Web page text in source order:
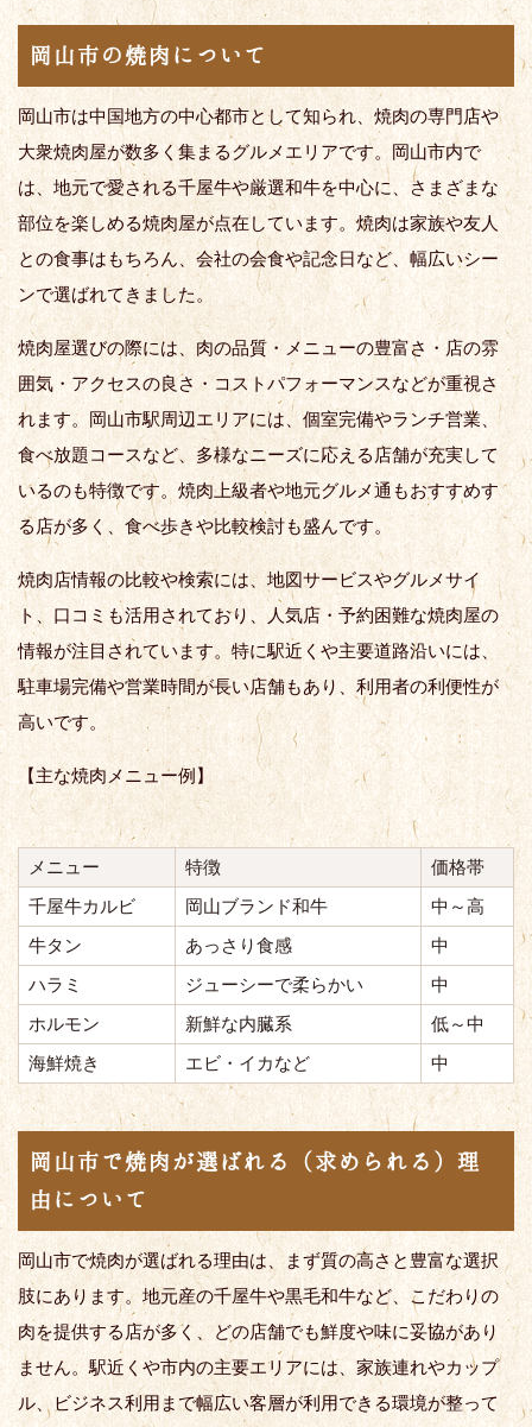
岡山市の焼肉について
岡山市は中国地方の中心都市として知られ、焼肉の専門店や
大衆焼肉屋が数多く集まるグルメエリアです。岡山市内で
は、地元で愛される千屋牛や厳選和牛を中心に、さまざまな
部位を楽しめる焼肉屋が点在しています。焼肉は家族や友人
との食事はもちろん、会社の会食や記念日など、幅広いシー
ンで選ばれてきました。
焼肉屋選びの際には、肉の品質・メニューの豊富さ・店の雰
囲気・アクセスの良さ・コストパフォーマンスなどが重視さ
れます。岡山市駅周辺エリアには、個室完備やランチ営業、
食べ放題コースなど、多様なニーズに応える店舗が充実して
いるのも特徴です。焼肉上級者や地元グルメ通もおすすめす
る店が多く、食べ歩きや比較検討も盛んです。
焼肉店情報の比較や検索には、地図サービスやグルメサイ
ト、口コミも活用されており、人気店・予約困難な焼肉屋の
情報が注目されています。特に駅近くや主要道路沿いには、
駐車場完備や営業時間が長い店舗もあり、利用者の利便性が
高いです。
【主な焼肉メニュー例】
メニュー 特徴
価格帯
千屋牛カルビ
岡山ブランド和牛
中～高
牛タン
あっさり食感
中
ハラミ
ジューシーで柔らかい
中
ホルモン
新鮮な内臓系
低～中
海鮮焼き
エビ・イカなど 中
岡山市で焼肉が選ばれる（求められる）理
由について
岡山市で焼肉が選ばれる理由は、まず質の高さと豊富な選択
肢にあります。地元産の千屋牛や黒毛和牛など、こだわりの
肉を提供する店が多く、どの店舗でも鮮度や味に妥協があり
ません。駅近くや市内の主要エリアには、家族連れやカップ
ル、ビジネス利用まで幅広い客層が利用できる環境が整って